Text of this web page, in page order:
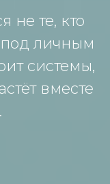
не те, кто
под личным
системы,
вместе